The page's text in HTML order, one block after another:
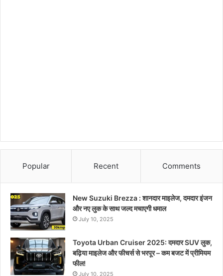
Popular Recent Comments
New Suzuki Brezza : शानदार माइलेज, दमदार इंजन
और नए लुक के साथ जल्द मचाएगी धमाल
July 10, 2025
Toyota Urban Cruiser 2025: दमदार SUV लुक,
बढ़िया माइलेज और फीचर्स से भरपूर – कम बजट में प्रीमियम
फील!
July 10, 2025